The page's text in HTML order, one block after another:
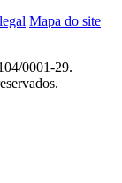
Mapa do site
0001-29.